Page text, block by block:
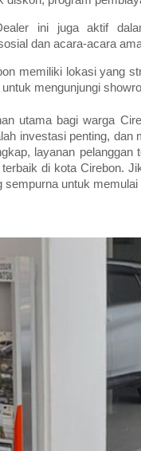
ini juga aktif
dan acara-acara
memiliki lokasi yang
mengunjungi
utama bagi warga
investasi penting,
layanan
di kota Cirebon.
untuk memulai